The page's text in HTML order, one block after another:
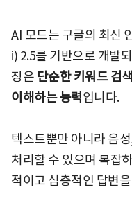
AI 모드는 구글의 최신
i) 2.5를 기반으로 개발
징은 단순한 키워드 검
이해하는 능력입니다.
텍스트뿐만 아니라 음
처리할 수 있으며 복잡
적이고 심층적인 답변